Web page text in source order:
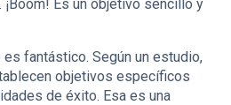
Es un objetivo sencillo y
fantástico. Según un estudio,
objetivos específicos
de éxito. Esa es una